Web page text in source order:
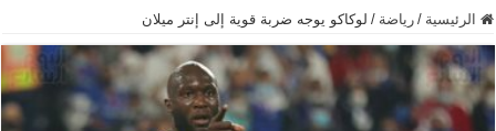
الرئيسية / رياضة / لوكاكو يوجه ضربة قوية إلى إنتر ميلان